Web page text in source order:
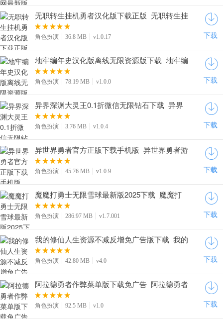
无职转生挂机勇者汉化版下载正版_无职转生挂
机勇者官网中文版下载v1.0.17
角色扮演 36.8 MB v1.0.17 下载
地牢编年史汉化版离线无限资源版下载_地牢编
年史中文版内购下载v1.0.0
角色扮演 78.19 MB v1.0.0 下载
异界深渊大灵王0.1折微信无限钻石下载_异界
深渊大灵王安卓版下载v1.0.4
角色扮演 3.76 MB v1.0.4 下载
异世界勇者官方正版下载手机版_异世界勇者游
戏官服下载v1.0.9
角色扮演 45.76 MB v1.0.9 下载
魔魔打勇士无限雪球最新版2025下载_魔魔打
勇士游戏下载免费版v1.7.001
角色扮演 286.97 MB v1.7.001 下载
我的修仙人生资源不减反增免广告版下载_我的
修仙人生无限仙玉下载v4.0
角色扮演 42.80 MB v4.0 下载
阿拉德勇者作弊菜单版下载免广告_阿拉德勇者
内置菜单下载v1.0
角色扮演 92.5 MB v1.0 下载